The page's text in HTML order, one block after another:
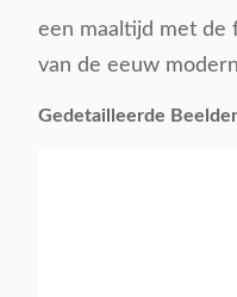
een maaltijd met de
van de eeuw
Gedetailleerde